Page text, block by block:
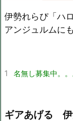
伊勢れらぴ「ハ
アンジュルムに
1 名無し募集中。。
ギアあげる